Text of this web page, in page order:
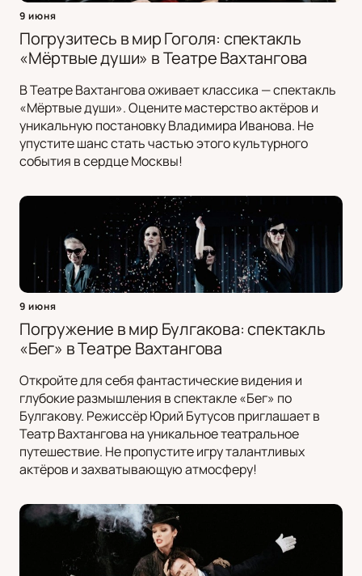
9 июня
Погрузитесь в мир Гоголя: спектакль
«Мёртвые души» в Театре Вахтангова
В Театре Вахтангова оживает классика — спектакль
«Мёртвые души». Оцените мастерство актёров и
уникальную постановку Владимира Иванова. Не
упустите шанс стать частью этого культурного
события в сердце Москвы!
9 июня
Погружение в мир Булгакова: спектакль
«Бег» в Театре Вахтангова
Откройте для себя фантастические видения и
глубокие размышления в спектакле «Бег» по
Булгакову. Режиссёр Юрий Бутусов приглашает в
Театр Вахтангова на уникальное театральное
путешествие. Не пропустите игру талантливых
актёров и захватывающую атмосферу!